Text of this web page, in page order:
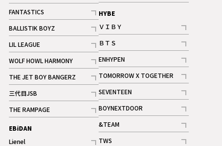
記事
FANTASTICS
記事
BALLISTIK BOYZ
記事
LIL LEAGUE
記事
WOLF HOWL HARMONY
記事
THE JET BOY BANGERZ
記事
三代目JSB
記事
THE RAMPAGE
記事
ギャラリー
EBiDAN
Lienel
記事
HYBE
ＶＩＢＹ
記事
ＢＴＳ
記事
ENHYPEN
記事
TOMORROW X TOGETHER
記事
ギャラリー
SEVENTEEN
記事
BOYNEXTDOOR
記事
&TEAM
記事
TWS